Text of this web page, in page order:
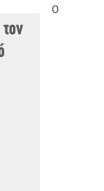
Ο